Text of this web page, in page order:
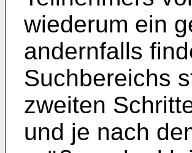
wiederum ein
andernfalls
Suchbereichs
zweiten
und je nach